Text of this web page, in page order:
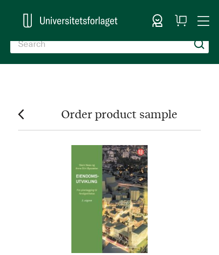
Sign In
My
Cart
Order product sample